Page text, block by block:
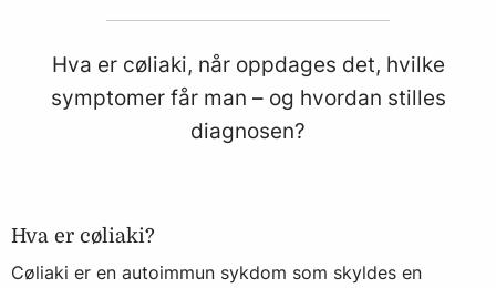
Hva er cøliaki, når oppdages det, hvilke
symptomer får man –og hvordan stilles
diagnosen?
Hva er cøliaki?
Cøliaki er en autoimmun sykdom som skyldes en